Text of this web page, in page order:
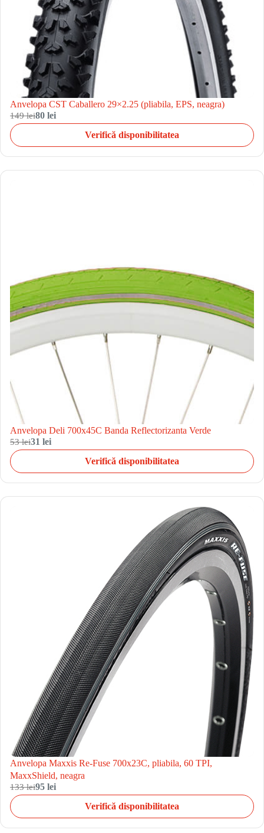
Anvelopa CST Caballero 29×2.25 (pliabila, EPS, neagra)
149 lei80 lei
Verifică disponibilitatea
Anvelopa Deli 700x45C Banda Reflectorizanta Verde
53 lei31 lei
Verifică disponibilitatea
Anvelopa Maxxis Re-Fuse 700x23C, pliabila, 60 TPI,
MaxxShield, neagra
133 lei95 lei
Verifică disponibilitatea